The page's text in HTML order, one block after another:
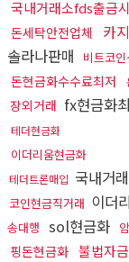
국내거래소fds출금
돈세탁안전업체 카
솔라나판매 비트코
돈현금화수수료최저
장외거래 fx현금화
테더현금화
이더리움현금화
테더트론매입 국내거
코인현금직거래 이더
송대행 sol현금화
핑돈현금화 불법자